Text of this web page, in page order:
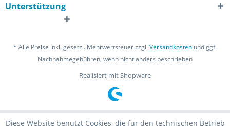
Unterstützung
* Alle Preise inkl. gesetzl. Mehrwertsteuer zzgl.Versandkosten und ggf.
Nachnahmegebühren, wenn nicht anders beschrieben
Realisiert mit Shopware
Diese Website benutzt Cookies, die für den technischen Betrieb